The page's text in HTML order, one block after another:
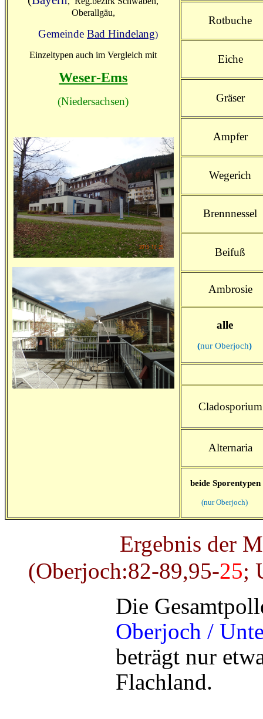
Oberallgäu,
Gemeinde Bad Hindelang)
Einzeltypen auch im Vergleich mit
Weser-Ems
(Niedersachsen)
Rotbuche
Eiche
Gräser
Ampfer
Wegerich
Brennnessel
Beifuß
Ambrosie
alle
(nur Oberjoch)
Cladosporium
Alternaria
beide Sporentypen
(nur Oberjoch)
Ergebnis der
(Oberjoch:82-89,95-25;
Die
Oberjoch /
beträgt nur
Flachland.